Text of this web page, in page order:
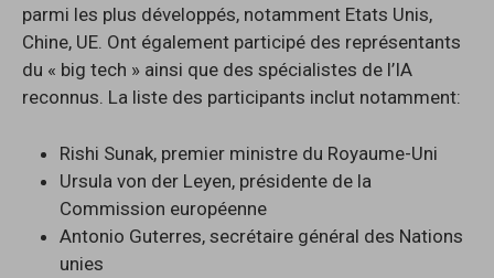
parmi les plus développés, notamment Etats Unis,
Chine, UE. Ont également participé des représentants
du « big tech » ainsi que des spécialistes de l’IA
reconnus. La liste des participants inclut notamment:
Rishi Sunak, premier ministre du Royaume-Uni
Ursula von der Leyen, présidente de la
Commission européenne
Antonio Guterres, secrétaire général des Nations
unies